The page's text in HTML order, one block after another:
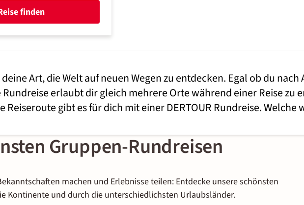
finden
Art, die Welt auf neuen Wegen zu entdecken. Egal ob du
Rundreise erlaubt dir gleich mehrere Orte während einer Reise
Reiseroute gibt es für dich mit einer DERTOUR Rundreise. Welche
Gruppen-Rundreisen
machen und Erlebnisse teilen: Entdecke unsere schönsten
Kontinente und durch die unterschiedlichsten Urlaubsländer.